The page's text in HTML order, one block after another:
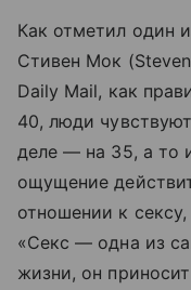
Как отметил один
Стивен Мок
Daily Mail, как
40, люди
деле — на 35, а то
ощущение
отношении к
«Секс — одна из
жизни, он